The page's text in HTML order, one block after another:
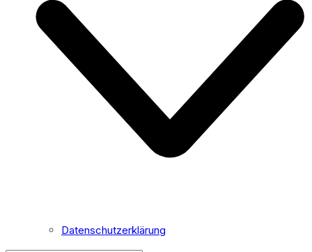
Datenschutzerklärung